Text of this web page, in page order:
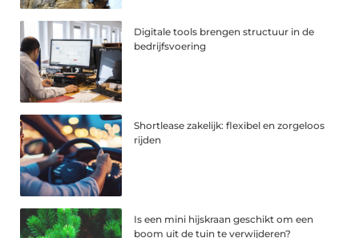
Digitale tools brengen structuur in de
bedrijfsvoering
Shortlease zakelijk: flexibel en zorgeloos
rijden
Is een mini hijskraan geschikt om een
boom uit de tuin te verwijderen?